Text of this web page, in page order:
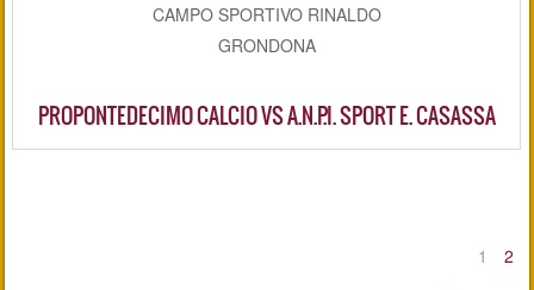
CAMPO SPORTIVO RINALDO
GRONDONA
PROPONTEDECIMO CALCIO VS A.N.P.I. SPORT E. CASASSA
1
2